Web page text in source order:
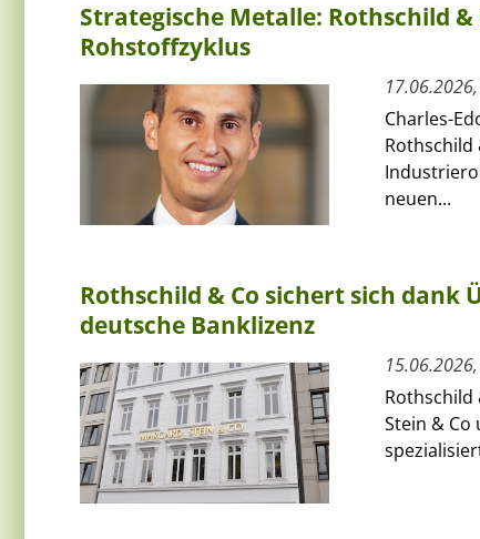
Strategische Metalle: Rothschild
Rohstoffzyklus
Charles-
Rothschild
neuen...
Rothschild & Co sichert sich dank
deutsche Banklizenz
Rothschild
Stein & Co